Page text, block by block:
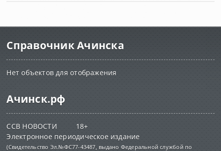
Справочник Ачинска
Нет объектов для отображения
Ачинск.рф
ССВ НОВОСТИ 18+
Электронное периодическое издание
(Свидетельство Эл.№ФС77-43487, выдано Федеральной службой по